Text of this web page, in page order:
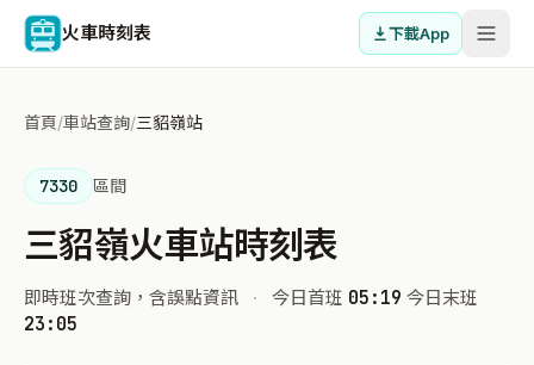
火車時刻表 下載App
首頁/車站查詢/三貂嶺站
7330 區間
三貂嶺火車站時刻表
即時班次查詢，含誤點資訊 · 今日首班 05:19 今日末班
23:05